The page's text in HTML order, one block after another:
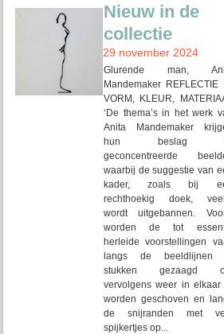
Nieuw in de
collectie
29 november 2024
Glurende man,
Mandemaker REFLECTIE
VORM, KLEUR,
‘De thema’s in het werk
Anita Mandemaker
hun beslag
geconcentreerde
waarbij de suggestie van
kader, zoals bij
rechthoekig doek,
wordt uitgebannen.
worden de tot
herleide voorstellingen
langs de beeldlijnen
stukken gezaagd
vervolgens weer in elkaar
worden geschoven en
de snijranden met
spijkertjes op...